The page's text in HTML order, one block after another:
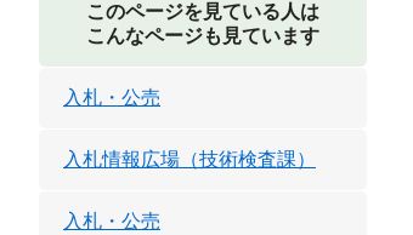
このページを見ている人は
こんなページも見ています
入札・公売
入札情報広場（技術検査課）
入札・公売